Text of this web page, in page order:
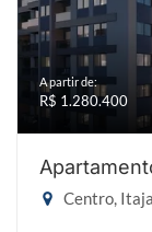
A partir de:
R$ 1.280.400
Centro,